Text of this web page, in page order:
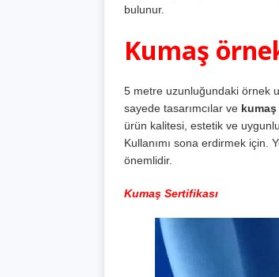
bulunur.
Kumaş
5 metre uzunluğundaki örnek
sayede tasarımcılar ve kumaş
ürün kalitesi, estetik ve
Kullanımı sona erdirmek için.
önemlidir.
Kumaş Sertifikası